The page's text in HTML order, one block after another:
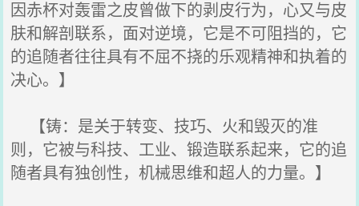
因赤杯对轰雷之皮曾做下的剥皮行为，心又与皮
肤和解剖联系，面对逆境，它是不可阻挡的，它
的追随者往往具有不屈不挠的乐观精神和执着的
决心。】
【铸：是关于转变、技巧、火和毁灭的准
则，它被与科技、工业、锻造联系起来，它的追
随者具有独创性，机械思维和超人的力量。】